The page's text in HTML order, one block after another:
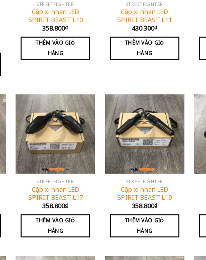
STREETFIGHTER
Cặp xi nhan LED
SPIRIT BEAST L10
358.800₫
THÊM VÀO GIỎ
HÀNG
STREETFIGHTER
Cặp xi nhan LED
SPIRIT BEAST L11
430.300₫
THÊM VÀO GIỎ
HÀNG
STREETFIGHTER
Cặp xi nhan LED
SPIRIT BEAST L17
358.800₫
THÊM VÀO GIỎ
HÀNG
STREETFIGHTER
Cặp xi nhan LED
SPIRIT BEAST L19
358.800₫
THÊM VÀO GIỎ
HÀNG